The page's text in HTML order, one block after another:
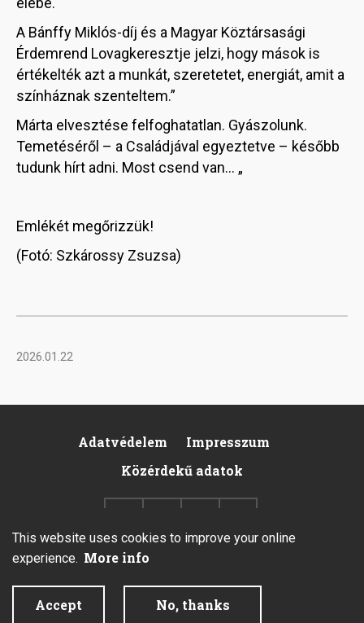
A Bánffy Miklós-díj és a Magyar Köztársasági
Érdemrend Lovagkeresztje jelzi, hogy mások is
értékelték azt a munkát, szeretetet, energiát, amit a
színháznak szenteltem.”
Márta elvesztése felfoghatatlan. Gyászolunk.
Temetéséről – a Családjával egyeztetve – később
tudunk hírt adni. Most csend van… „
Emlékét megőrizzük!
(Fotó: Szkárossy Zsuzsa)
2026.01.22
Footer
Adatvédelem
Impresszum
Közérdekű adatok
Created by Integral Vision Kft.
This website uses cookies to improve your online
experience. More info
Accept No, thanks